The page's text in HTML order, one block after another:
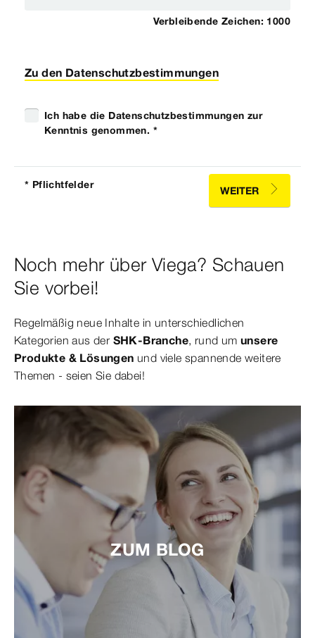
Verbleibende Zeichen: 1000
Zu den Datenschutzbestimmungen
Ich habe die Datenschutzbestimmungen zur
Kenntnis genommen. *
* Pflichtfelder
WEITER
Noch mehr über Viega? Schauen
Sie vorbei!
Regelmäßig neue Inhalte in unterschiedlichen
Kategorien aus der SHK-Branche, rund umunsere
Produkte & Lösungen und viele spannende weitere
Themen - seien Sie dabei!
ZUM BLOG